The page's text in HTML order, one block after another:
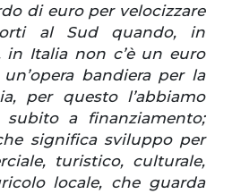
di euro per velocizzare
al Sud quando, in
in Italia non c’è un euro
bandiera per la
per questo l’abbiamo
a finanziamento;
significa sviluppo per
turistico, culturale,
locale, che guarda